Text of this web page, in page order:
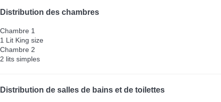
Distribution des chambres
Chambre 1
1 Lit King size
Chambre 2
2 lits simples
Distribution de salles de bains et de toilettes